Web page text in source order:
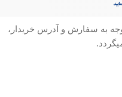
به سفارش و آدرس خریدار،